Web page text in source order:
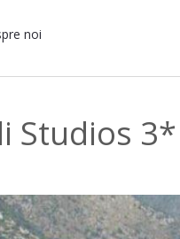
noi
Studios 3*